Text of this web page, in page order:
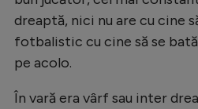
dreaptă, nici nu are cu cine
fotbalistic cu cine să se
pe acolo.
În vară era vârf sau inter